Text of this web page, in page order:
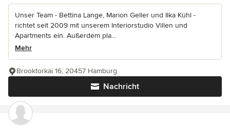
Unser Team - Bettina Lange, Marion Geller und Ilka Kühl -
richtet seit 2009 mit unserem Interiorstudio Villen und
Apartments ein. Außerdem pla...
Mehr
Nachricht
Brooktorkai 16, 20457 Hamburg